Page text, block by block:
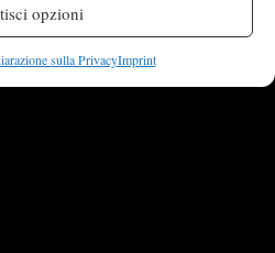
opzioni
sulla PrivacyImprint